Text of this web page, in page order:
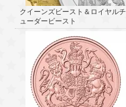
クイーンズビースト＆ロイヤルチ
ューダービースト